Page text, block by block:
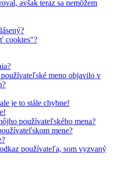
avšak teraz sa nemôžem
cookies"?
meno objavilo v
je to stále chybne!
používateľského mena?
mene?
používateľa, som vyzvaný